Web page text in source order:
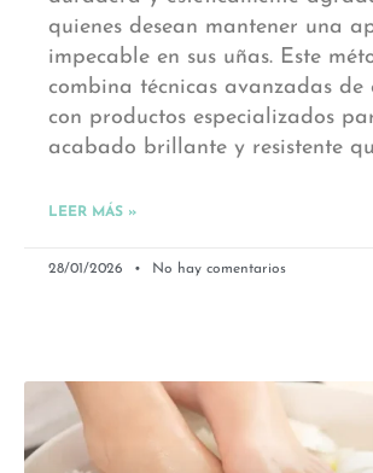
quienes desean mantener una
impecable en sus uñas. Este
combina técnicas avanzadas de
con productos especializados
acabado brillante y resistente
LEER MÁS »
28/01/2026 No hay comentarios